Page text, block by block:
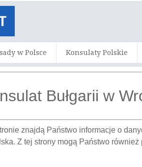
w Polsce Konsulaty Polskie
Bułgarii w
znajdą Państwo informacje o
Z tej strony mogą Państwo